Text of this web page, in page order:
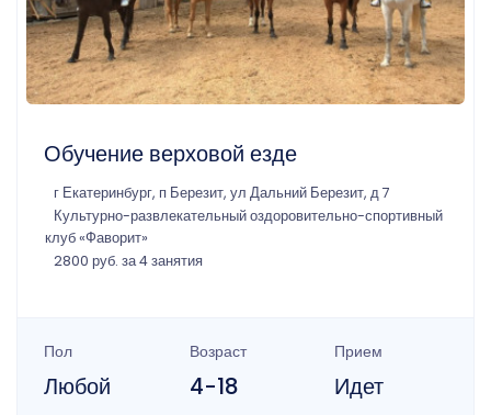
Обучение верховой езде
г Екатеринбург, п Березит, ул Дальний Березит, д 7
Культурно-развлекательный оздоровительно-спортивный
клуб «Фаворит»
2800 руб. за 4 занятия
Пол
Любой
Возраст
4-18
Прием
Идет